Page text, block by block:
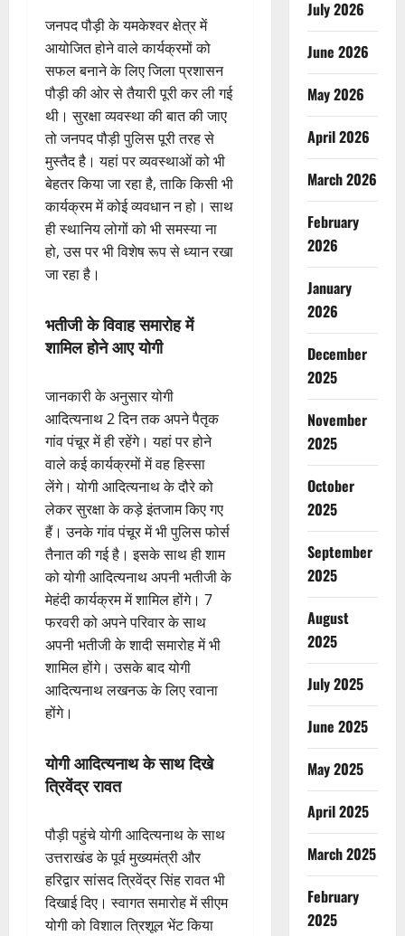
जनपद पौड़ी के यमकेश्वर क्षेत्र में
आयोजित होने वाले कार्यक्रमों को
सफल बनाने के लिए जिला प्रशासन
पौड़ी की ओर से तैयारी पूरी कर ली गई
थी। सुरक्षा व्यवस्था की बात की जाए
तो जनपद पौड़ी पुलिस पूरी तरह से
मुस्तैद है। यहां पर व्यवस्थाओं को भी
बेहतर किया जा रहा है, ताकि किसी भी
कार्यक्रम में कोई व्यवधान न हो। साथ
ही स्थानिय लोगों को भी समस्या ना
हो, उस पर भी विशेष रूप से ध्यान रखा
जा रहा है।
भतीजी के विवाह समारोह में
शामिल होने आए योगी
जानकारी के अनुसार योगी
आदित्यनाथ 2 दिन तक अपने पैतृक
गांव पंचूर में ही रहेंगे। यहां पर होने
वाले कई कार्यक्रमों में वह हिस्सा
लेंगे। योगी आदित्यनाथ के दौरे को
लेकर सुरक्षा के कड़े इंतजाम किए गए
हैं। उनके गांव पंचूर में भी पुलिस फोर्स
तैनात की गई है। इसके साथ ही शाम
को योगी आदित्यनाथ अपनी भतीजी के
मेहंदी कार्यक्रम में शामिल होंगे। 7
फरवरी को अपने परिवार के साथ
अपनी भतीजी के शादी समारोह में भी
शामिल होंगे। उसके बाद योगी
आदित्यनाथ लखनऊ के लिए रवाना
होंगे।
योगी आदित्यनाथ के साथ दिखे
त्रिवेंद्र रावत
पौड़ी पहुंचे योगी आदित्यनाथ के साथ
उत्तराखंड के पूर्व मुख्यमंत्री और
हरिद्वार सांसद त्रिवेंद्र सिंह रावत भी
दिखाई दिए। स्वागत समारोह में सीएम
योगी को विशाल त्रिशूल भेंट किया
July 2026
June 2026
May 2026
April 2026
March 2026
February
2026
January
2026
December
2025
November
2025
October
2025
September
2025
August
2025
July 2025
June 2025
May 2025
April 2025
March 2025
February
2025